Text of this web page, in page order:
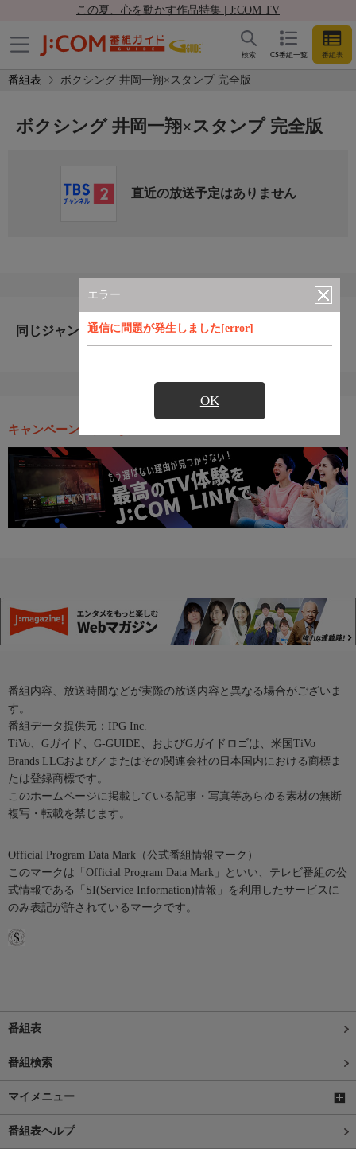
この夏、心を動かす作品特集 | J:COM TV
CS番組一覧 番組表
検索
番組表 ボクシング 井岡一翔×スタンプ 完全版
エラー
通信に問題が発生しました[error]
OK
ボクシング 井岡一翔×スタンプ 完全版
直近の放送予定はありません
同じジャンルのおすすめ番組
キャンペーン・お得な情報
番組内容、放送時間などが実際の放送内容と異なる場合がございま
す。
番組データ提供元：IPG Inc.
TiVo、Gガイド、G-GUIDE、およびGガイドロゴは、米国TiVo
Brands LLCおよび／またはその関連会社の日本国内における商標ま
たは登録商標です。
このホームページに掲載している記事・写真等あらゆる素材の無断
複写・転載を禁じます。
Official Program Data Mark（公式番組情報マーク）
このマークは「Official Program Data Mark」といい、テレビ番組の公
式情報である「SI(Service Information)情報」を利用したサービスに
のみ表記が許されているマークです。
番組表
番組検索
マイメニュー
番組表ヘルプ